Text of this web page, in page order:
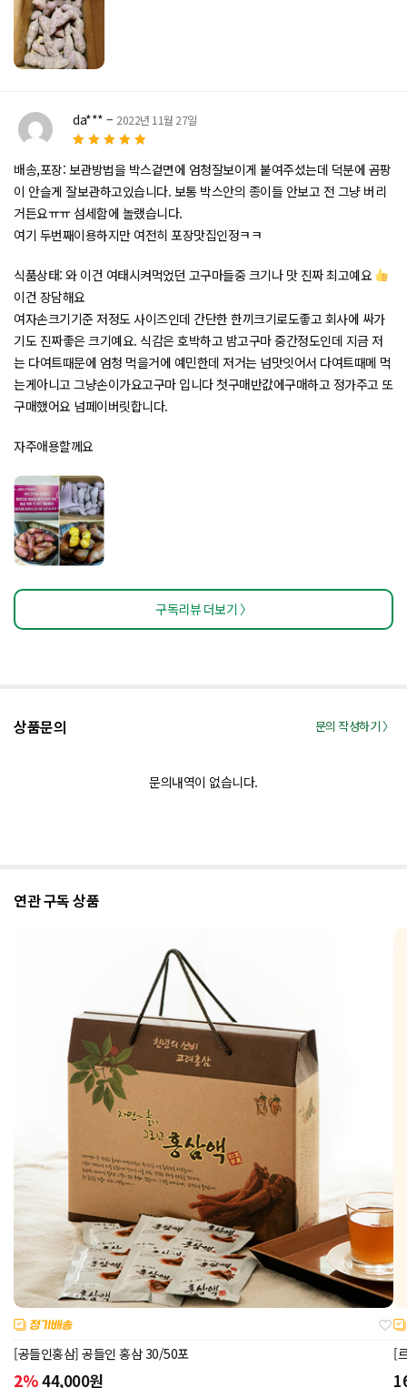
5
평가됨
da*** – 2022년 11월 27일
배송,포장: 보관방법을 박스겉면에 엄청잘보이게 붙여주셨는데 덕분에 곰팡
이 안슬게 잘보관하고있습니다. 보통 박스안의 종이들 안보고 전 그냥 버리
거든요ㅠㅠ 섬세함에 놀랬습니다.
여기 두번째이용하지만 여전히 포장맛집인정ㅋㅋ
식품상태: 와 이건 여태시켜먹었던 고구마들중 크기나 맛 진짜 최고예요
이건 장담해요
여자손크기기준 저정도 사이즈인데 간단한 한끼크기로도좋고 회사에 싸가
기도 진짜좋은 크기예요. 식감은 호박하고 밤고구마 중간정도인데 지금 저
는 다여트때문에 엄청 먹을거에 예민한데 저거는 넘맛잇어서 다여트때메 먹
는게아니고 그냥손이가요고구마 입니다 첫구매반값에구매하고 정가주고 또
구매했어요 넘페이버릿합니다.
자주애용할께요
구독리뷰 더보기 〉
상품문의 문의 작성하기 〉
문의내역이 없습니다.
연관 구독 상품
[공들인홍삼] 공들인 홍삼 30/50포
2% 44,000원
[